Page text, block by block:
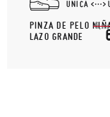
UNICA
PINZA DE PELO
LAZO GRANDE
6,95€